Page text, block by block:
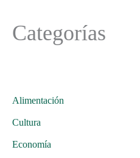
Categorías
Alimentación
Cultura
Economía